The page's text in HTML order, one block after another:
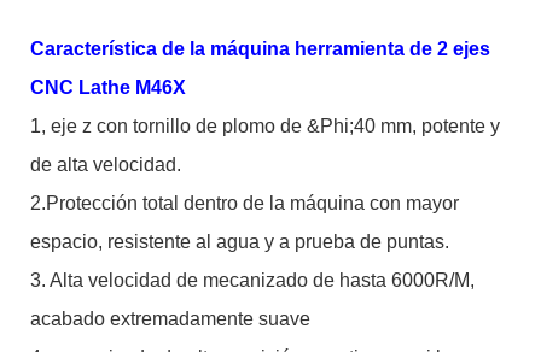
Característica de la máquina herramienta de 2 ejes
CNC Lathe M46X
1, eje z con tornillo de plomo de &Phi;40 mm, potente y
de alta velocidad.
2.Protección total dentro de la máquina con mayor
espacio, resistente al agua y a prueba de puntas.
3. Alta velocidad de mecanizado de hasta 6000R/M,
acabado extremadamente suave